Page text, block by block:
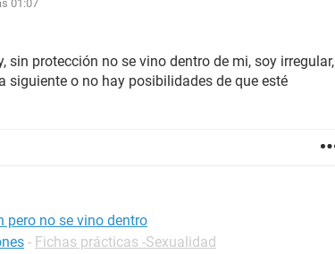
01:07
sin protección no se vino dentro de mi, soy irregular,
siguiente o no hay posibilidades de que esté
pero no se vino dentro
- Fichas prácticas -Sexualidad